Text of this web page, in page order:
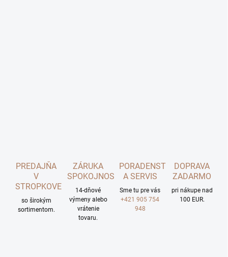
PREDAJŇA
V
STROPKOVE
so širokým
sortimentom.
ZÁRUKA
SPOKOJNOSTI
14-dňové
výmeny alebo
vrátenie
tovaru.
PORADENSTVO
A SERVIS
Sme tu pre vás
+421 905 754
948
DOPRAVA
ZADARMO
pri nákupe nad
100 EUR.